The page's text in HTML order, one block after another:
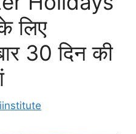
लिए
30 दिन की